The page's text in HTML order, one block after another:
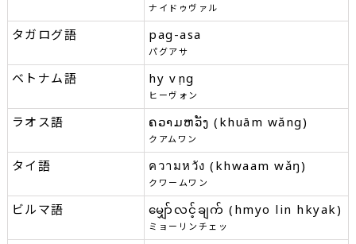
ナイドゥヴァル
タガログ語 pag-asa
パグアサ
ベトナム語 hy vọng
ヒーヴォン
ラオス語 ຄວາມຫວັງ (khuām wăng)
クアムワン
タイ語 ความหวัง (khwaam wǎŋ)
クワームワン
ビルマ語 မျှော်လင့်ချက် (hmyo lin hkyak)
ミョーリンチェッ